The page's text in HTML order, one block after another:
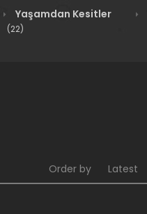
Yaşamdan Kesitler
(22)
Order by Latest